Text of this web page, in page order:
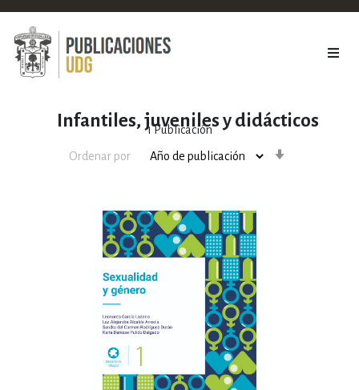
Infantiles, juveniles y didácticos
1Publicación
Ordenar por